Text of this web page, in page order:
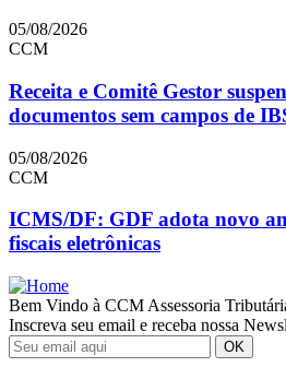
05/08/2026
CCM
Receita e Comitê Gestor
documentos sem campos de
05/08/2026
CCM
ICMS/DF: GDF adota novo
fiscais eletrônicas
Bem Vindo à CCM Assessoria
Inscreva seu email e receba nossa